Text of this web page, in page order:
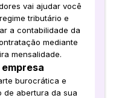
vai ajudar você
tributário e
a contabilidade da
mediante
mensalidade.
burocrática e
de abertura da sua